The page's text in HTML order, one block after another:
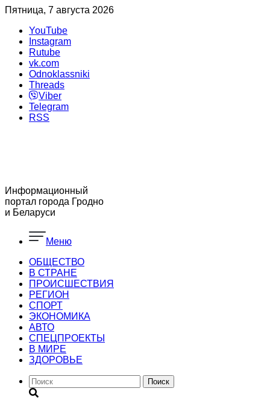
Пятница, 7 августа 2026
YouTube
Instagram
Rutube
vk.com
Odnoklassniki
Threads
Viber
Telegram
RSS
Информационный
портал города Гродно
и Беларуси
Меню
ОБЩЕСТВО
В СТРАНЕ
ПРОИСШЕСТВИЯ
РЕГИОН
CПОРТ
ЭКОНОМИКА
АВТО
СПЕЦПРОЕКТЫ
В МИРЕ
ЗДОРОВЬЕ
Поиск